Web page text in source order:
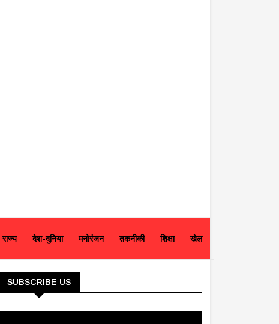
राज्य देश-दुनिया मनोरंजन तकनीकी शिक्षा खेल
SUBSCRIBE US